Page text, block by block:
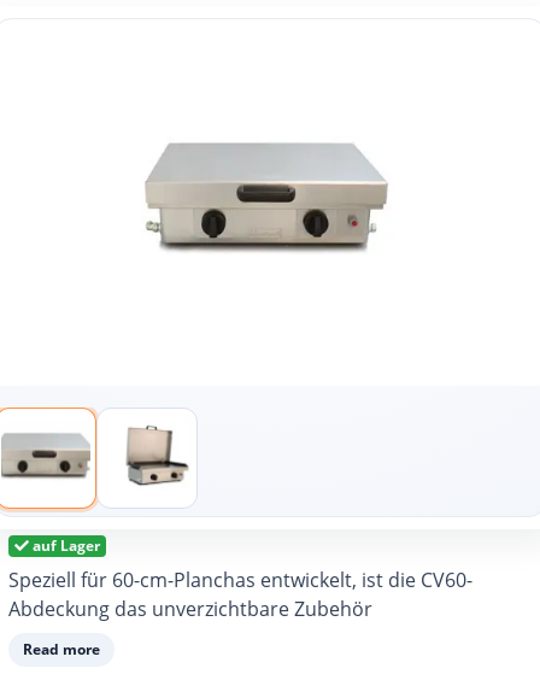
auf Lager
Speziell für 60-cm-Planchas entwickelt, ist die CV60-
Abdeckung das unverzichtbare Zubehör
Read more